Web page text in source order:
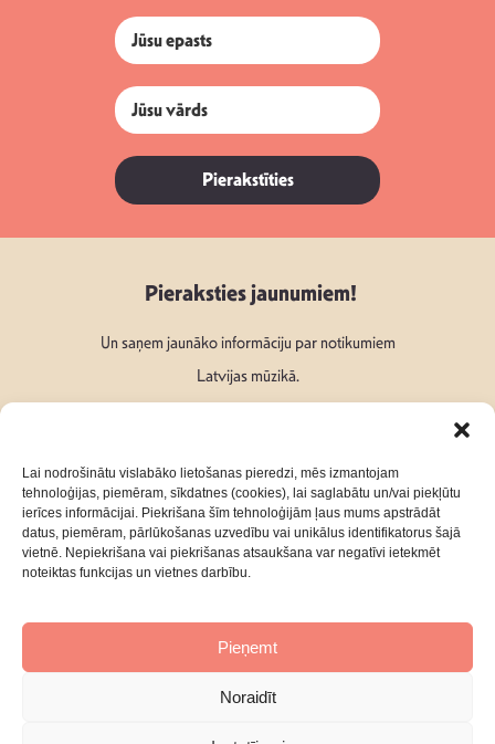
Lai nodrošinātu vislabāko lietošanas pieredzi, mēs izmantojam
tehnoloģijas, piemēram, sīkdatnes (cookies), lai saglabātu un/vai piekļūtu
ierīces informācijai. Piekrišana šīm tehnoloģijām ļaus mums apstrādāt
datus, piemēram, pārlūkošanas uzvedību vai unikālus identifikatorus šajā
vietnē. Nepiekrišana vai piekrišanas atsaukšana var negatīvi ietekmēt
noteiktas funkcijas un vietnes darbību.
Pieņemt
Noraidīt
Pierakstīties
Pieraksties jaunumiem!
Un saņem jaunāko informāciju par notikumiem
Latvijas mūzikā.
Seko mums:
Par mumsKontakti